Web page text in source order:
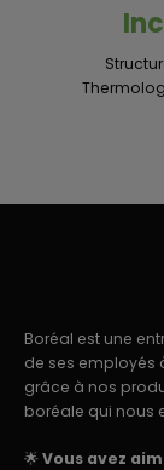
Boréal est une
de ses employés
grâce à nos
boréale qui nous
🌟Vous avez